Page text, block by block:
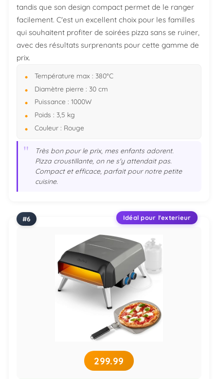
tandis que son design compact permet de le ranger
facilement. C'est un excellent choix pour les familles
qui souhaitent profiter de soirées pizza sans se ruiner,
avec des résultats surprenants pour cette gamme de
prix.
Température max : 380°C
Diamètre pierre : 30 cm
Puissance : 1000W
Poids : 3,5 kg
Couleur : Rouge
"
Très bon pour le prix, mes enfants adorent.
Pizza croustillante, on ne s'y attendait pas.
Compact et efficace, parfait pour notre petite
cuisine.
Idéal pour l'exterieur
299.99